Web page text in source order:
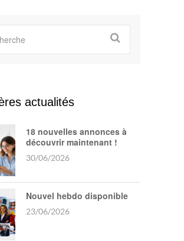
actualités
18 nouvelles annonces à
découvrir maintenant !
30/06/2026
Nouvel hebdo disponible
23/06/2026